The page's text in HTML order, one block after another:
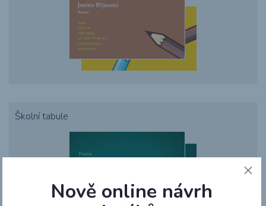
Školní tabule
Nově online návrh